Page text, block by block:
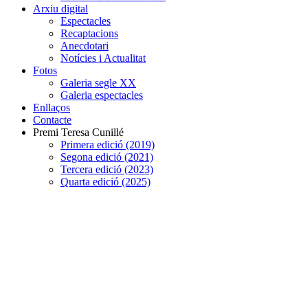
Arxiu digital
Espectacles
Recaptacions
Anecdotari
Notícies i Actualitat
Fotos
Galeria segle XX
Galeria espectacles
Enllaços
Contacte
Premi Teresa Cunillé
Primera edició (2019)
Segona edició (2021)
Tercera edició (2023)
Quarta edició (2025)